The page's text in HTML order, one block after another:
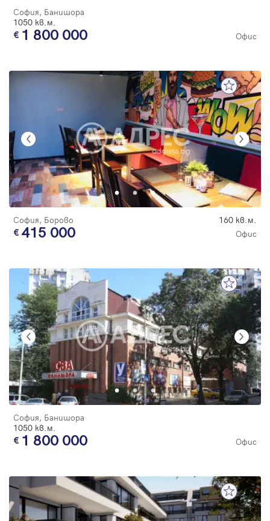
София, Банишора
1050 кв.м.
1 800 000 Офис
София, Борово 160 кв.м.
415 000 Офис
София, Банишора
1050 кв.м.
1 800 000 Офис